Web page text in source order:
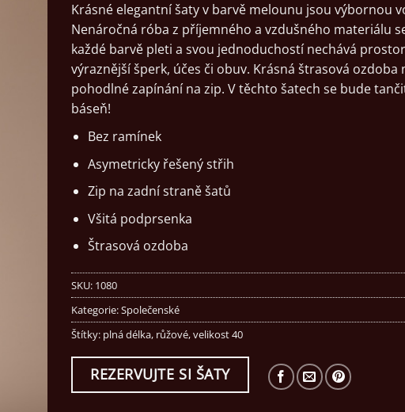
Krásné elegantní šaty v barvě melounu jsou výbornou
Nenáročná róba z příjemného a vzdušného materiálu
každé barvě pleti a svou jednoduchostí nechává
výraznější šperk, účes či obuv. Krásná štrasová ozdoba
pohodlné zapínání na zip. V těchto šatech se bude
báseň!
Bez ramínek
Asymetricky řešený střih
Zip na zadní straně šatů
Všitá podprsenka
Štrasová ozdoba
SKU: 1080
Kategorie:Společenské
Štítky: plná délka, růžové,velikost 40
REZERVUJTE SI ŠATY